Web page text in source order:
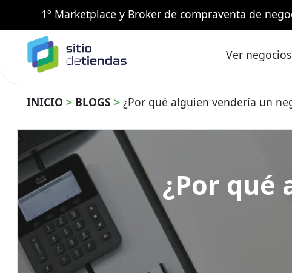
1º Marketplace y Broker de compraventa de
Ver
INICIO > BLOGS > ¿Por qué alguien vendería un
¿Por qué